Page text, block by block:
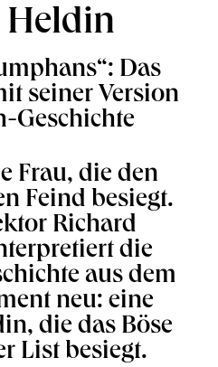
Heldin
Das
seiner Version
Geschichte
Frau, die den
Feind besiegt.
Richard
die
aus dem
neu: eine
die das Böse
List besiegt.